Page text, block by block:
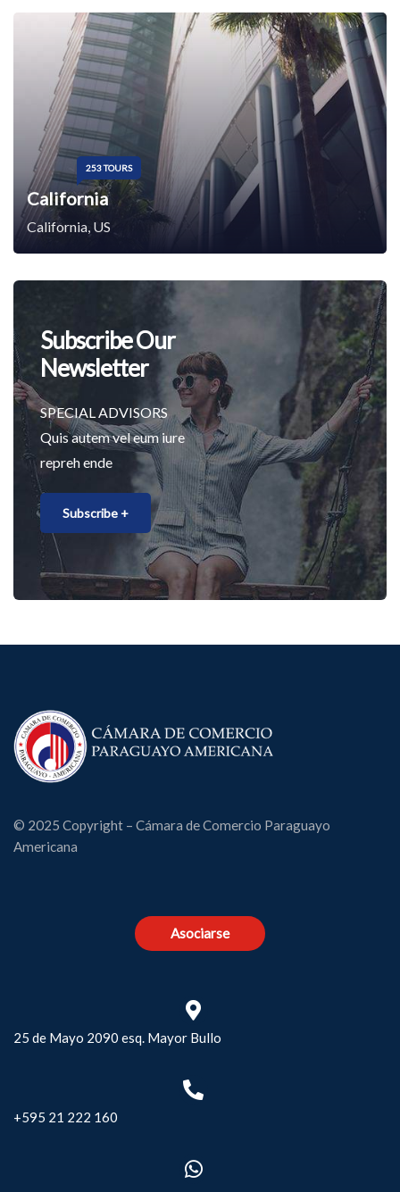
253 TOURS
California
California, US
Subscribe Our
Newsletter
SPECIAL ADVISORS
Quis autem vel eum iure
repreh ende
Subscribe +
© 2025 Copyright – Cámara de Comercio Paraguayo
Americana
Asociarse
25 de Mayo 2090 esq. Mayor Bullo
+595 21 222 160